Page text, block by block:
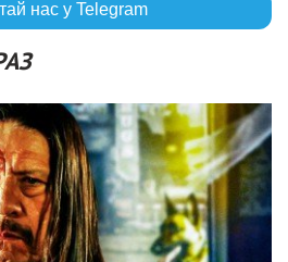
нас у Telegram